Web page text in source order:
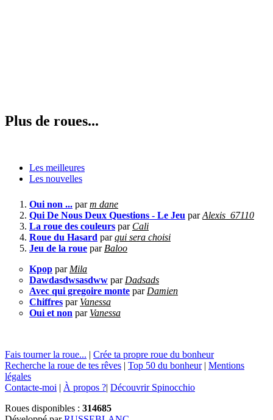
Plus de roues...
Les meilleures
Les nouvelles
Oui non ... parm dane
Qui De Nous Deux Questions - Le Jeu parAlexis_67110
La roue des couleurs par Cali
Roue du Hasard parqui sera choisi
Jeu de la roue par Baloo
Kpop par Mila
Dawdasdwsasdww par Dadsads
Avec qui gregoire monte par Damien
Chiffres par Vanessa
Oui et non par Vanessa
Fais tourner la roue... | Crée ta propre roue du bonheur
Recherche la roue de tes rêves | Top 50 du bonheur| Mentions
légales
Contacte-moi | À propos ?| Découvrir Spinocchio
Roues disponibles : 314685